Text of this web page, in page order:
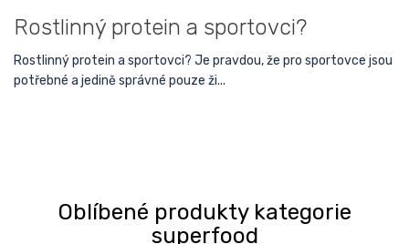
Rostlinný protein a sportovci?
Rostlinný protein a sportovci? Je pravdou, že pro sportovce jsou
potřebné a jedině správné pouze ži...
Oblíbené produkty kategorie
superfood